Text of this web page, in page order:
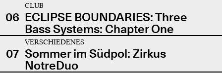
06
CLUB
ECLIPSE BOUNDARIES: Three
Bass Systems: Chapter One
07
VERSCHIEDENES
Sommer im Südpol: Zirkus
NotreDuo